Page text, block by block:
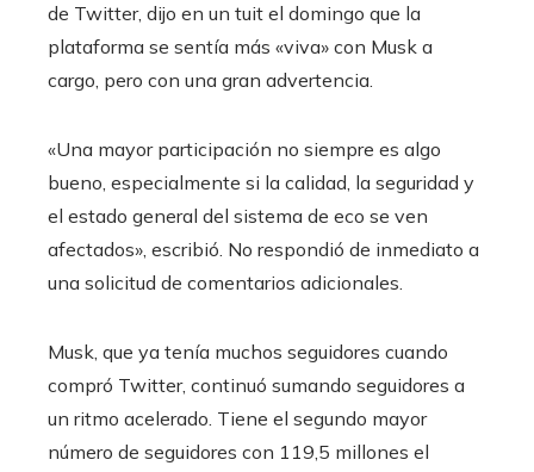
de Twitter, dijo en un tuit el domingo que la
plataforma se sentía más «viva» con Musk a
cargo, pero con una gran advertencia.
«Una mayor participación no siempre es algo
bueno, especialmente si la calidad, la seguridad y
el estado general del sistema de eco se ven
afectados», escribió. No respondió de inmediato a
una solicitud de comentarios adicionales.
Musk, que ya tenía muchos seguidores cuando
compró Twitter, continuó sumando seguidores a
un ritmo acelerado. Tiene el segundo mayor
número de seguidores con 119,5 millones el